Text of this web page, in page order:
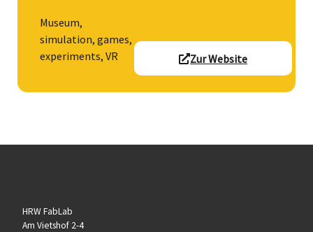
Museum,
simulation, games,
experiments, VR
Zur Website
HRW FabLab
Am Vietshof 2-4